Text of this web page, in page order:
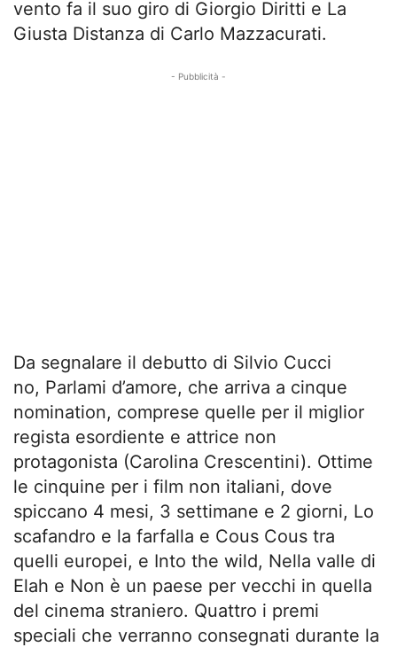
vento fa il suo giro di Giorgio Diritti e La
Giusta Distanza di Carlo Mazzacurati.
- Pubblicità -
Da segnalare il debutto di Silvio Cucci
no, Parlami d’amore, che arriva a cinque
nomination, comprese quelle per il miglior
regista esordiente e attrice non
protagonista (Carolina Crescentini). Ottime
le cinquine per i film non italiani, dove
spiccano 4 mesi, 3 settimane e 2 giorni, Lo
scafandro e la farfalla e Cous Cous tra
quelli europei, e Into the wild, Nella valle di
Elah e Non è un paese per vecchi in quella
del cinema straniero. Quattro i premi
speciali che verranno consegnati durante la